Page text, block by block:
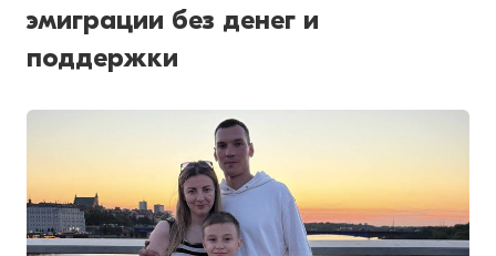
эмиграции без денег и
поддержки